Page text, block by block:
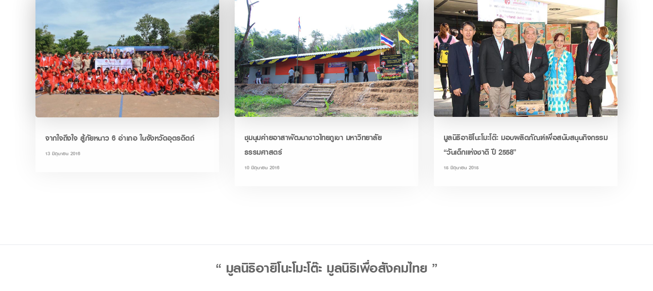
จากใจถึงใจ สู้ภัยหนาว 6 อำเภอ ในจังหวัดอุตรดิตถ์
13 มิถุนายน 2016
ชุมนุมค่ายอาสาพัฒนาชาวไทยภูเขา มหาวิทยาลัย
ธรรมศาสตร์
10 มิถุนายน 2016
มูลนิธิอายิโนะโมะโต๊ะ มอบผลิตภัณฑ์เพื่อสนับสนุนกิจกรรม
“วันเด็กแห่งชาติ ปี 2558”
15 มิถุนายน 2015
“ มูลนิธิอายิโนะโมะโต๊ะ มูลนิธิเพื่อสังคมไทย ”